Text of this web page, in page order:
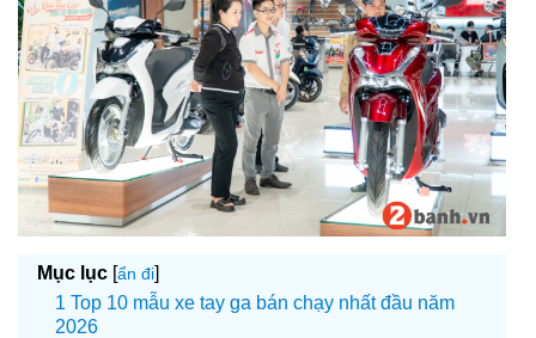
Mục lục [ẩn đi]
Top 10 mẫu xe tay ga bán chạy nhất đầu năm
2026